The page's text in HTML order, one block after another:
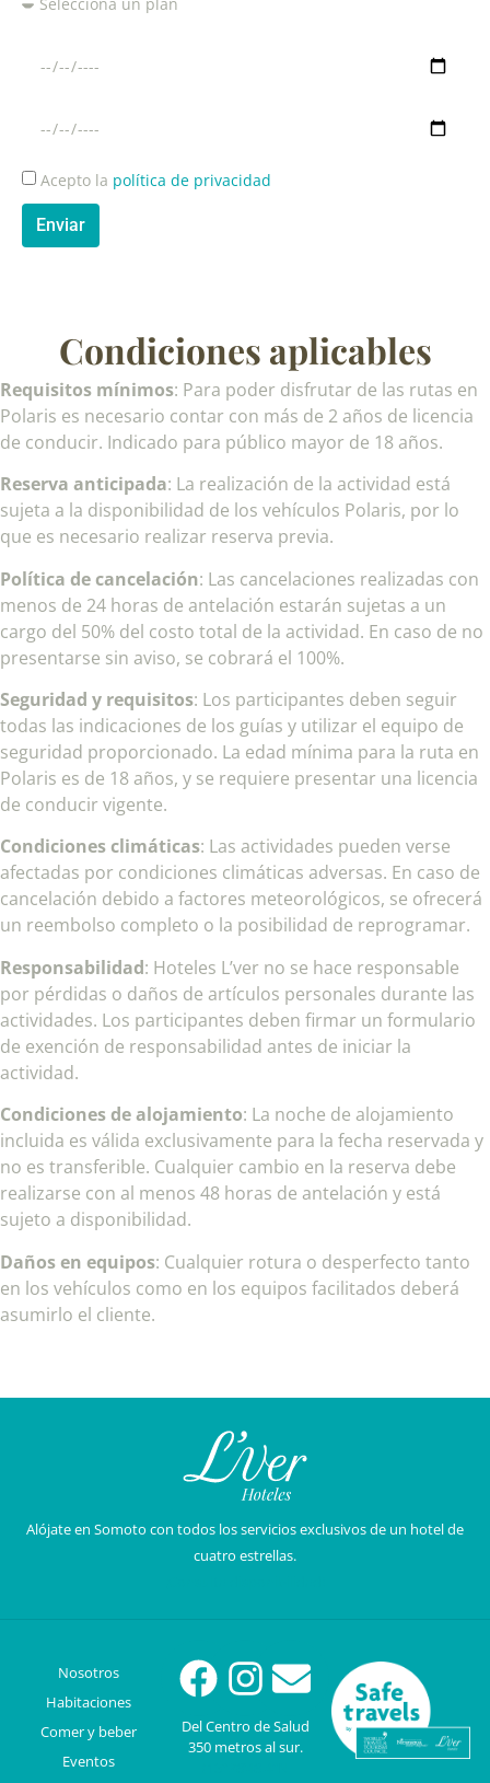
Acepto la política de privacidad
Enviar
Condiciones aplicables
Requisitos mínimos: Para poder disfrutar de las rutas en
Polaris es necesario contar con más de 2 años de licencia
de conducir. Indicado para público mayor de 18 años.
Reserva anticipada: La realización de la actividad está
sujeta a la disponibilidad de los vehículos Polaris, por lo
que es necesario realizar reserva previa.
Política de cancelación: Las cancelaciones realizadas con
menos de 24 horas de antelación estarán sujetas a un
cargo del 50% del costo total de la actividad. En caso de no
presentarse sin aviso, se cobrará el 100%.
Seguridad y requisitos: Los participantes deben seguir
todas las indicaciones de los guías y utilizar el equipo de
seguridad proporcionado. La edad mínima para la ruta en
Polaris es de 18 años, y se requiere presentar una licencia
de conducir vigente.
Condiciones climáticas: Las actividades pueden verse
afectadas por condiciones climáticas adversas. En caso de
cancelación debido a factores meteorológicos, se ofrecerá
un reembolso completo o la posibilidad de reprogramar.
Responsabilidad: Hoteles L’ver no se hace responsable
por pérdidas o daños de artículos personales durante las
actividades. Los participantes deben firmar un formulario
de exención de responsabilidad antes de iniciar la
actividad.
Condiciones de alojamiento: La noche de alojamiento
incluida es válida exclusivamente para la fecha reservada y
no es transferible. Cualquier cambio en la reserva debe
realizarse con al menos 48 horas de antelación y está
sujeto a disponibilidad.
Daños en equipos: Cualquier rotura o desperfecto tanto
en los vehículos como en los equipos facilitados deberá
asumirlo el cliente.
Alójate en Somoto con todos los servicios exclusivos de un hotel de
cuatro estrellas.
Nosotros
Habitaciones
Comer y beber
Eventos
Del Centro de Salud
350 metros al sur.